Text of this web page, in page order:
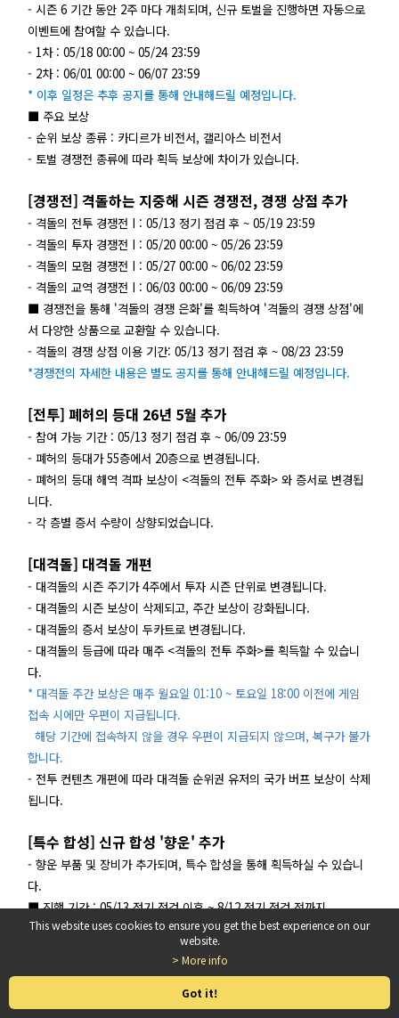
- 시즌 6 기간 동안 2주 마다 개최되며, 신규 토벌을 진행하면 자동으로
이벤트에 참여할 수 있습니다.
- 1차 : 05/18 00:00 ~ 05/24 23:59
- 2차 : 06/01 00:00 ~ 06/07 23:59
* 이후 일정은 추후 공지를 통해 안내해드릴 예정입니다.
■ 주요 보상
- 순위 보상 종류 : 카디르가 비전서, 갤리아스 비전서
- 토벌 경쟁전 종류에 따라 획득 보상에 차이가 있습니다.
[경쟁전] 격돌하는 지중해 시즌 경쟁전, 경쟁 상점 추가
- 격돌의 전투 경쟁전 I : 05/13 정기 점검 후 ~ 05/19 23:59
- 격돌의 투자 경쟁전 I : 05/20 00:00 ~ 05/26 23:59
- 격돌의 모험 경쟁전 I : 05/27 00:00 ~ 06/02 23:59
- 격돌의 교역 경쟁전 I : 06/03 00:00 ~ 06/09 23:59
■ 경쟁전을 통해 '격돌의 경쟁 은화'를 획득하여 '격돌의 경쟁 상점'에
서 다양한 상품으로 교환할 수 있습니다.
- 격돌의 경쟁 상점 이용 기간:05/13 정기 점검 후 ~ 08/23 23:59
*경쟁전의 자세한 내용은 별도 공지를 통해 안내해드릴 예정입니다.
[전투] 폐허의 등대 26년 5월 추가
- 참여 가능 기간 : 05/13 정기 점검 후 ~ 06/09 23:59
- 폐허의 등대가 55층에서 20층으로 변경됩니다.
- 폐허의 등대 해역 격파 보상이 <격돌의 전투 주화> 와 증서로 변경됩
니다.
- 각 층별 증서 수량이 상향되었습니다.
[대격돌] 대격돌 개편
- 대격돌의 시즌 주기가 4주에서 투자 시즌 단위로 변경됩니다.
- 대격돌의 시즌 보상이 삭제되고, 주간 보상이 강화됩니다.
- 대격돌의 증서 보상이 두카트로 변경됩니다.
- 대격돌의 등급에 따라 매주 <격돌의 전투 주화>를 획득할 수 있습니
다.
* 대격돌 주간 보상은 매주 월요일 01:10 ~ 토요일 18:00 이전에 게임
접속 시에만 우편이 지급됩니다.
해당 기간에 접속하지 않을 경우 우편이 지급되지 않으며, 복구가 불가
합니다.
- 전투 컨텐츠 개편에 따라 대격돌 순위권 유저의 국가 버프 보상이 삭제
됩니다.
[특수 합성] 신규 합성 '향운' 추가
- 향운 부품 및 장비가 추가되며, 특수 합성을 통해 획득하실 수 있습니
다.
■ 진행 기간 : 05/13 정기 점검 이후 ~ 8/12 정기 점검 전까지
- 향운 특수 합성 진행 시, 정해진 확률에 따라 장비 및 부품을 획득할 수
[특수 합성] 황금향 및 영옥 특수 합성 복각
This website uses cookies to ensure you get the best experience on our
website.
> More info
Got it!